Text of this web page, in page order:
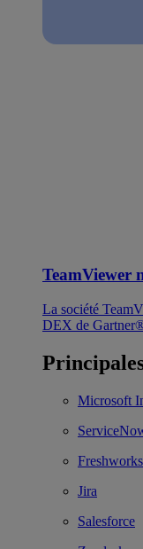
TeamViewer
La société
DEX de
Microsoft
Freshworks
Jira
Salesforce